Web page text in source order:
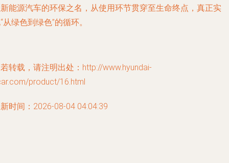
能源汽车的环保之名，从使用环节贯穿至生命终点，真正实
从绿色到绿色”的循环。
转载，请注明出处：http://www.hyundai-
product/16.html
时间：2026-08-04 04:04:39